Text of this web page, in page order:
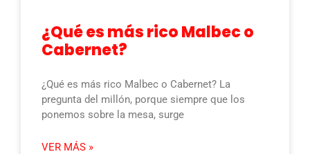
¿Qué es más rico Malbec o
Cabernet?
¿Qué es más rico Malbec o Cabernet? La
pregunta del millón, porque siempre que los
ponemos sobre la mesa, surge
VER MÁS »